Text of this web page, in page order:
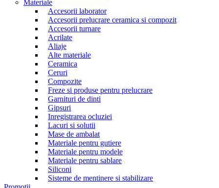
Materiale
Accesorii laborator
Accesorii prelucrare ceramica si compozit
Accesorii turnare
Acrilate
Aliaje
Alte materiale
Ceramica
Ceruri
Compozite
Freze si produse pentru prelucrare
Garnituri de dinti
Gipsuri
Inregistrarea ocluziei
Lacuri si solutii
Mase de ambalat
Materiale pentru gutiere
Materiale pentru modele
Materiale pentru sablare
Siliconi
Sisteme de mentinere si stabilizare